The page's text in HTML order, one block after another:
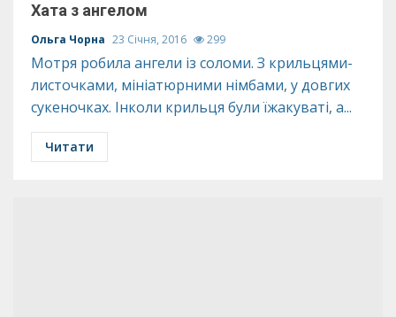
Хата з ангелом
Ольга Чорна 23 Січня, 2016 299
Мотря робила ангели із соломи. З крильцями-
листочками, мініатюрними німбами, у довгих
сукеночках. Інколи крильця були їжакуваті, а...
Читати